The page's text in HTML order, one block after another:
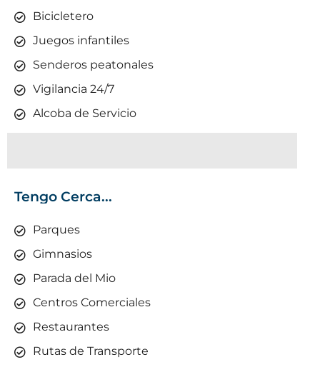
Bicicletero
Juegos infantiles
Senderos peatonales
Vigilancia 24/7
Alcoba de Servicio
Tengo Cerca...
Parques
Gimnasios
Parada del Mio
Centros Comerciales
Restaurantes
Rutas de Transporte